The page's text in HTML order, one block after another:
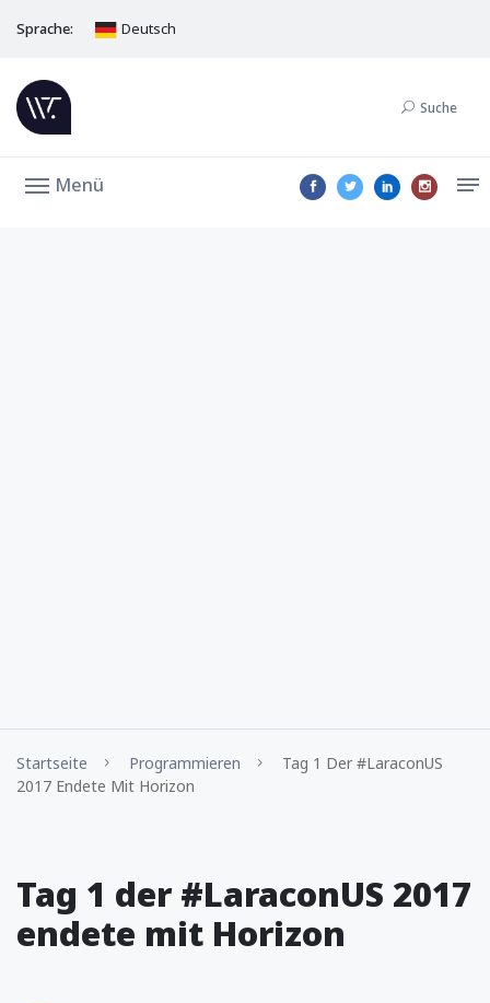
Sprache: Deutsch
Suche
Menü
Startseite Programmieren
Tag 1 Der #LaraconUS
2017 Endete Mit Horizon
Tag 1 der #LaraconUS 2017
endete mit Horizon